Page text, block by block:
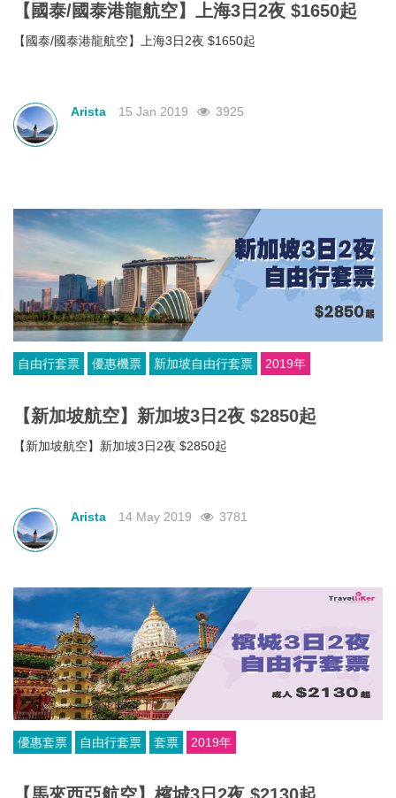
【國泰/國泰港龍航空】上海3日2夜 $1650起
【國泰/國泰港龍航空】上海3日2夜 $1650起
Arista 15 Jan 2019 3925
自由行套票 優惠機票 新加坡自由行套票 2019年
【新加坡航空】新加坡3日2夜 $2850起
【新加坡航空】新加坡3日2夜 $2850起
Arista 14 May 2019 3781
優惠套票 自由行套票 套票 2019年